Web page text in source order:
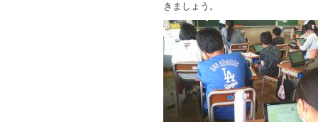
きましょう。